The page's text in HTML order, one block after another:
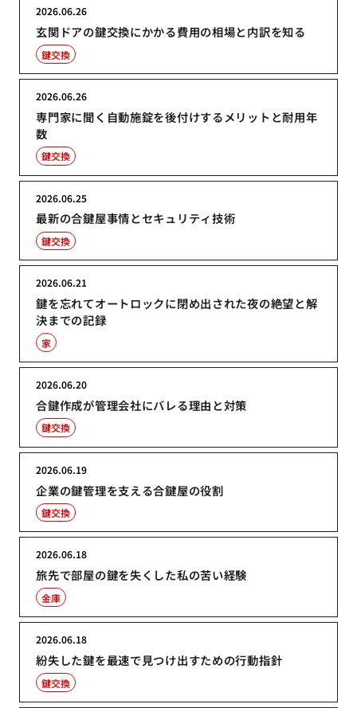
玄関ドアの鍵交換にかかる費用の相場と内訳を知る
2026.06.26
鍵交換
専門家に聞く自動施錠を後付けするメリットと耐用年
数
2026.06.26
鍵交換
最新の合鍵屋事情とセキュリティ技術
2026.06.25
鍵交換
鍵を忘れてオートロックに閉め出された夜の絶望と解
決までの記録
2026.06.21
家
合鍵作成が管理会社にバレる理由と対策
2026.06.20
鍵交換
企業の鍵管理を支える合鍵屋の役割
2026.06.19
鍵交換
旅先で部屋の鍵を失くした私の苦い経験
2026.06.18
金庫
紛失した鍵を最速で見つけ出すための行動指針
2026.06.18
鍵交換